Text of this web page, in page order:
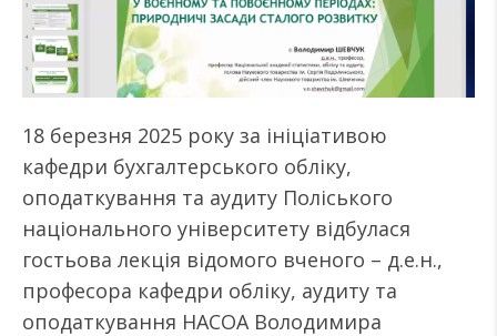
18 березня 2025 року за ініціативою
кафедри бухгалтерського обліку,
оподаткування та аудиту Поліського
національного університету відбулася
гостьова лекція відомого вченого – д.е.н.,
професора кафедри обліку, аудиту та
оподаткування НАСОА Володимира